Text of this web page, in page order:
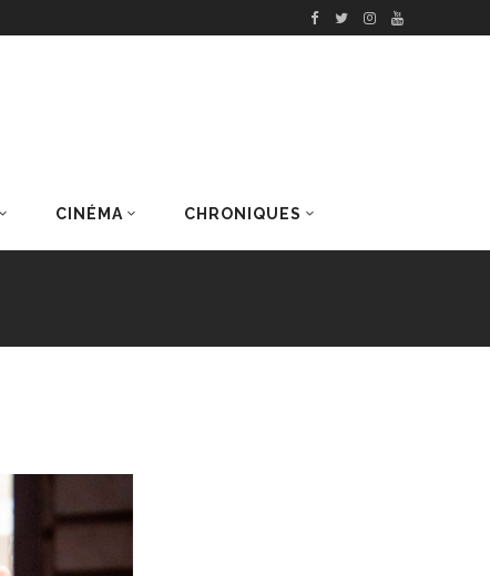
CINÉMA CHRONIQUES
DERNIERS ARTICLES